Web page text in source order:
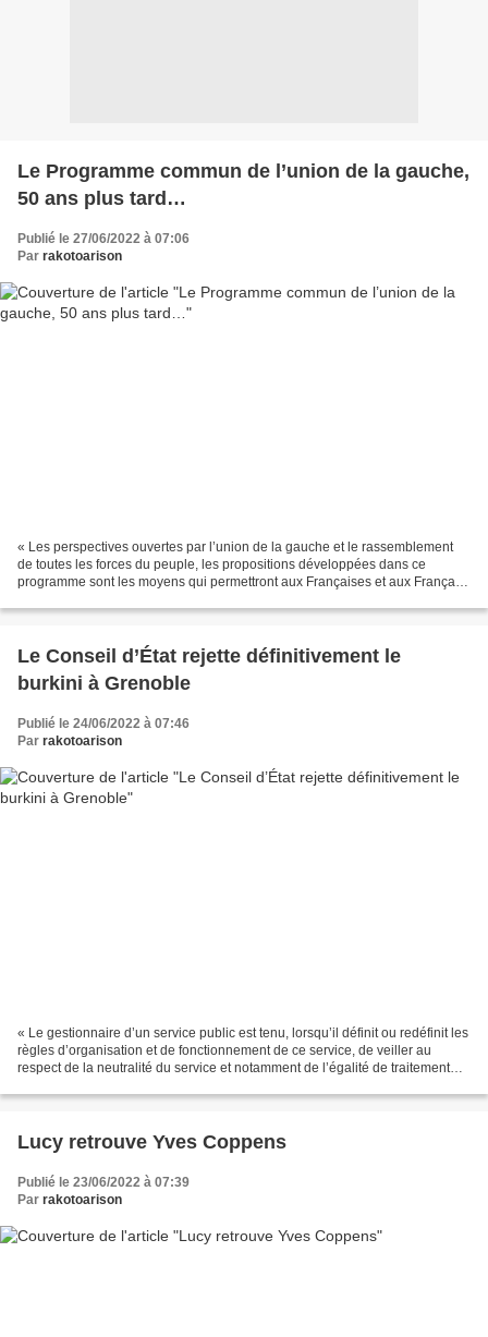
Le Programme commun de l’union de la gauche,
50 ans plus tard…
Publié le 27/06/2022 à 07:06
Par rakotoarison
« Les perspectives ouvertes par l’union de la gauche et le rassemblement
de toutes les forces du peuple, les propositions développées dans ce
programme sont les moyens qui permettront aux Françaises et aux Français
Le Conseil d’État rejette définitivement le
burkini à Grenoble
Publié le 24/06/2022 à 07:46
Par rakotoarison
« Le gestionnaire d’un service public est tenu, lorsqu’il définit ou redéfinit les
règles d’organisation et de fonctionnement de ce service, de veiller au
respect de la neutralité du service et notamment de l’égalité de traitement
Lucy retrouve Yves Coppens
Publié le 23/06/2022 à 07:39
Par rakotoarison